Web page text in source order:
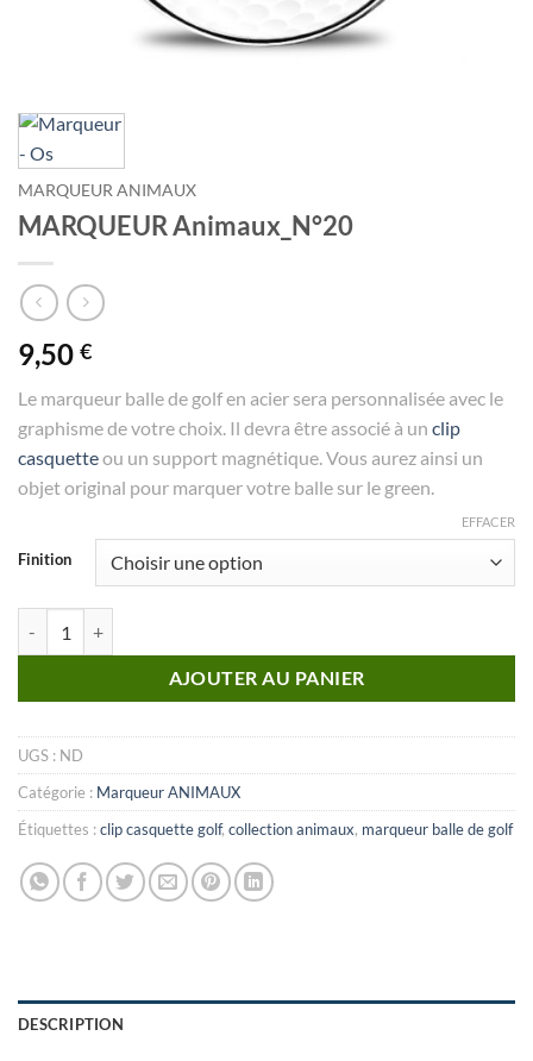
MARQUEUR ANIMAUX
MARQUEUR Animaux_N°20
9,50 €
Le marqueur balle de golf en acier sera personnalisée avec le
graphisme de votre choix. Il devra être associé à un clip
casquetteou un support magnétique. Vous aurez ainsi un
objet original pour marquer votre balle sur le green.
Finition
EFFACER
AJOUTER AU PANIER
UGS : ND
Catégorie : Marqueur ANIMAUX
Étiquettes :clip casquette golf, collection animaux, marqueur balle de golf
DESCRIPTION